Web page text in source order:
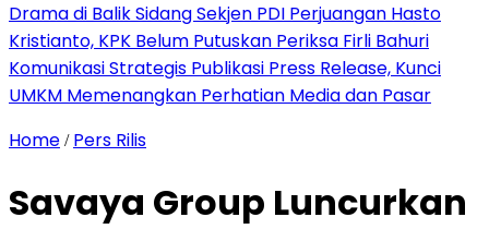
Drama di Balik Sidang Sekjen PDI Perjuangan Hasto
Kristianto, KPK Belum Putuskan Periksa Firli Bahuri
Komunikasi Strategis Publikasi Press Release, Kunci
UMKM Memenangkan Perhatian Media dan Pasar
Home / Pers Rilis
Savaya Group Luncurkan